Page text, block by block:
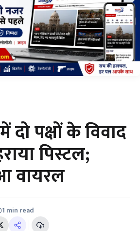
दो पक्षों के विवाद
पिस्टल;
वायरल
1 min read